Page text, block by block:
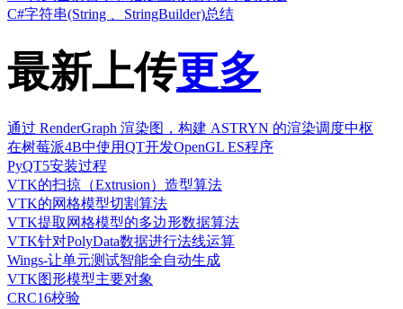
C#字符串(String 、StringBuilder)总结
最新上传更多
通过 RenderGraph 渲染图，构建 ASTRYN 的渲染调度中枢
在树莓派4B中使用QT开发OpenGL ES程序
PyQT5安装过程
VTK的扫掠（Extrusion）造型算法
VTK的网格模型切割算法
VTK提取网格模型的多边形数据算法
VTK针对PolyData数据进行法线运算
Wings-让单元测试智能全自动生成
VTK图形模型主要对象
CRC16校验